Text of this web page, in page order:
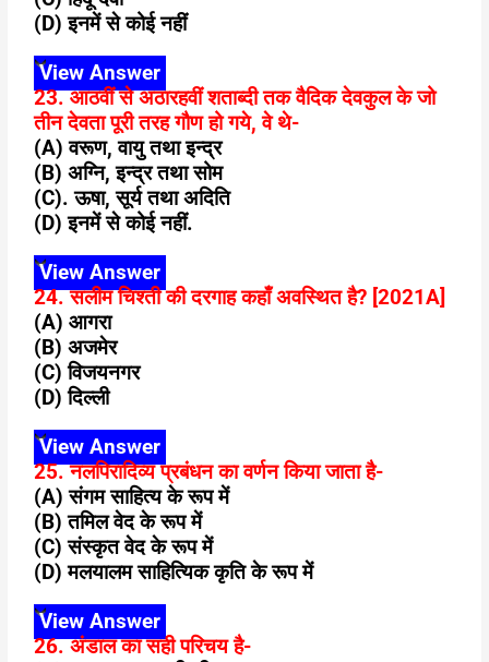
(D) इनमें से कोई नहीं
View Answer
23. आठवीं से अठारहवीं शताब्दी तक वैदिक देवकुल के जो
तीन देवता पूरी तरह गौण हो गये, वे थे-
(A) वरूण, वायु तथा इन्द्र
(B) अग्नि, इन्द्र तथा सोम
(C). ऊषा, सूर्य तथा अदिति
(D) इनमें से कोई नहीं.
View Answer
24. सलीम चिश्ती की दरगाह कहाँ अवस्थित है? [2021A]
(A) आगरा
(B) अजमेर
(C) विजयनगर
(D) दिल्ली
View Answer
25. नलपिरादिव्य प्रबंधन का वर्णन किया जाता है-
(A) संगम साहित्य के रूप में
(B) तमिल वेद के रूप में
(C) संस्कृत वेद के रूप में
(D) मलयालम साहित्यिक कृति के रूप में
View Answer
26. अंडाल का सही परिचय है-